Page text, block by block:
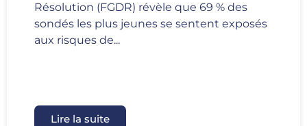
Résolution (FGDR) révèle que 69 % des
sondés les plus jeunes se sentent exposés
aux risques de...
Lire la suite